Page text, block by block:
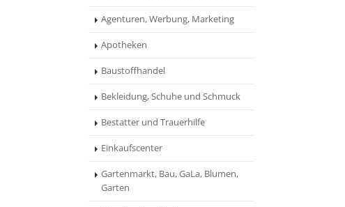
Agenturen, Werbung, Marketing
Apotheken
Baustoffhandel
Bekleidung, Schuhe und Schmuck
Bestatter und Trauerhilfe
Einkaufscenter
Gartenmarkt, Bau, GaLa, Blumen,
Garten